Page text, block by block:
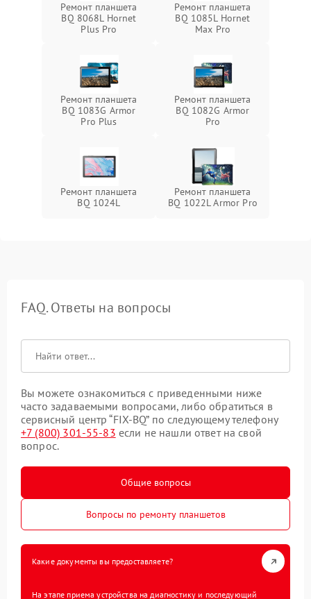
Ремонт планшета
BQ 8068L Hornet
Plus Pro
Ремонт планшета
BQ 1085L Hornet
Max Pro
Ремонт планшета
BQ 1083G Armor
Pro Plus
Ремонт планшета
BQ 1082G Armor
Pro
Ремонт планшета
BQ 1024L
Ремонт планшета
BQ 1022L Armor Pro
FAQ. Ответы на вопросы
Вы можете ознакомиться с приведенными ниже
часто задаваемыми вопросами, либо обратиться в
сервисный центр “FIX-BQ” по следующему телефону
+7 (800) 301-55-83 если не нашли ответ на свой
вопрос.
Общие вопросы
Вопросы по ремонту планшетов
Какие документы вы предоставляете?
На этапе приема устройства на диагностику и последующий